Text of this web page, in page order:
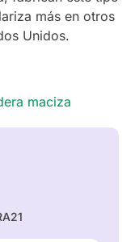
más en otros
Unidos.
maciza